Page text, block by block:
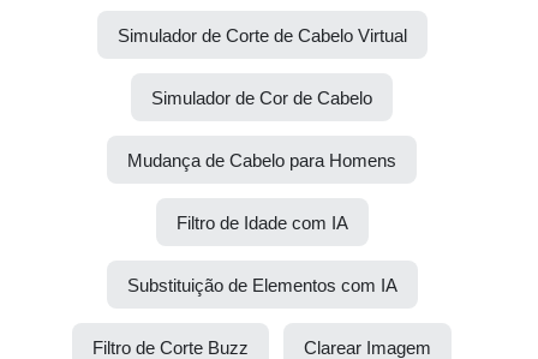
Simulador de Corte de Cabelo Virtual
Simulador de Cor de Cabelo
Mudança de Cabelo para Homens
Filtro de Idade com IA
Substituição de Elementos com IA
Filtro de Corte Buzz Clarear Imagem